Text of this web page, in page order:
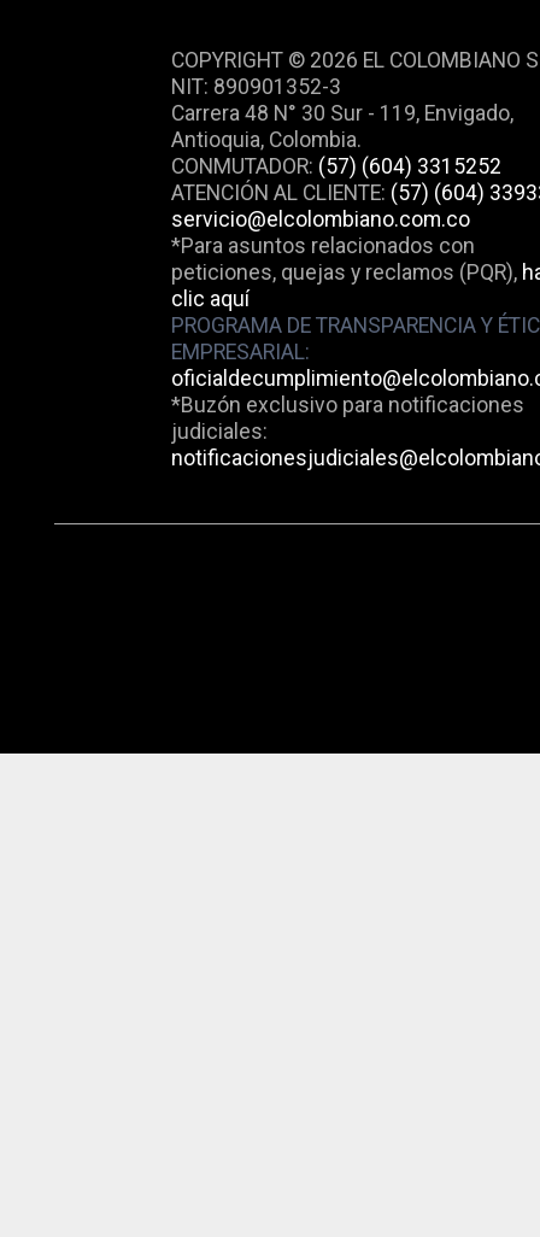
COPYRIGHT © 2026 EL COLOMBIANO
NIT: 890901352-3
Carrera 48 N° 30 Sur - 119, Envigado,
Antioquia, Colombia.
CONMUTADOR: (57) (604) 3315252
ATENCIÓN AL CLIENTE: (57) (604)
servicio@elcolombiano.com.co
*Para asuntos relacionados con
peticiones, quejas y reclamos (PQR),
clic aquí
PROGRAMA DE TRANSPARENCIA Y
EMPRESARIAL:
*Buzón exclusivo para notificaciones
judiciales: